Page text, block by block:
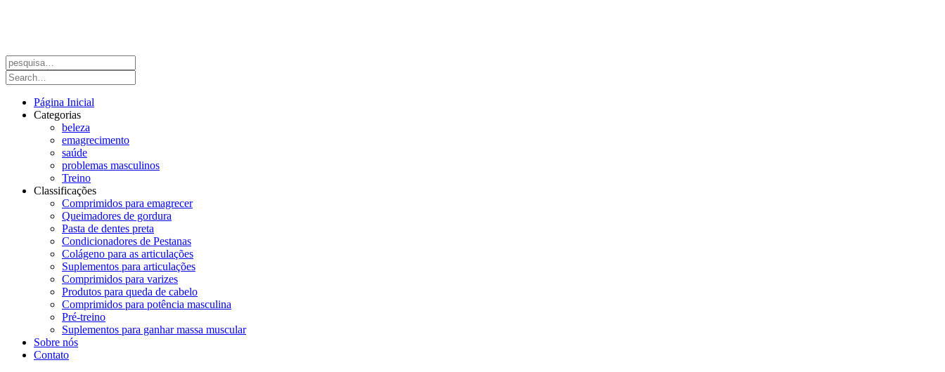
Página Inicial
Categorias
beleza
emagrecimento
saúde
problemas masculinos
Treino
Classificações
Comprimidos para emagrecer
Queimadores de gordura
Pasta de dentes preta
Condicionadores de Pestanas
Colágeno para as articulações
Suplementos para articulações
Comprimidos para varizes
Produtos para queda de cabelo
Comprimidos para potência masculina
Pré-treino
Suplementos para ganhar massa muscular
Sobre nós
Contato